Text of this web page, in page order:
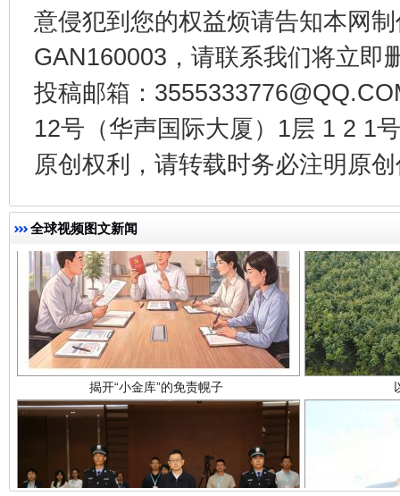
意侵犯到您的权益烦请告知本网
GAN160003，请联系我们将立即
投稿邮箱：
12号（华声国际大厦）1层 1 2 1
原创权利，请转载时务必注明原
全球视频图文新闻
千年窑火 生生不息
揭开“小金库”的免责幌子